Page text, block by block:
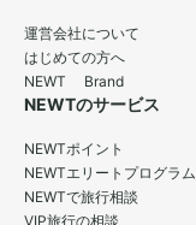
運営会社について
はじめての方へ
NEWT Brand
NEWTのサービス
NEWTポイント
NEWTエリートプログラム
NEWTで旅行相談
VIP旅行の相談